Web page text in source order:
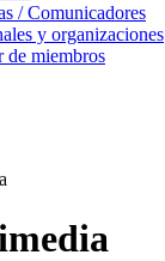
/ Comunicadores
y organizaciones
de miembros